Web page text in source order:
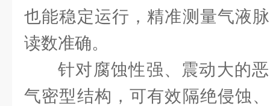
也能稳定运行，精准测量气液
读数准确。
针对腐蚀性强、震动大的
气密型结构，可有效隔绝侵蚀